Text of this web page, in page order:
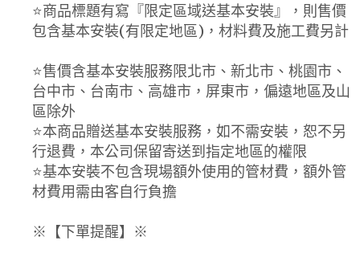
⭐️商品標題有寫『限定區域送基本安裝』，則售價
包含基本安裝(有限定地區)，材料費及施工費另計
⭐️售價含基本安裝服務限北市、新北市、桃園市、
台中市、台南市、高雄市，屏東市，偏遠地區及山
區除外
⭐️本商品贈送基本安裝服務，如不需安裝，恕不另
行退費，本公司保留寄送到指定地區的權限
⭐️基本安裝不包含現場額外使用的管材費，額外管
材費用需由客自行負擔
※【下單提醒】※